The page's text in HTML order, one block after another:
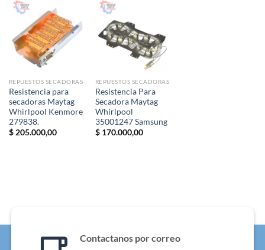
REPUESTOS SECADORAS
Resistencia para
secadoras Maytag
Whirlpool Kenmore
279838.
$205.000,00
REPUESTOS SECADORAS
Resistencia Para
Secadora Maytag
Whirlpool
35001247 Samsung
$170.000,00
Contactanos por correo